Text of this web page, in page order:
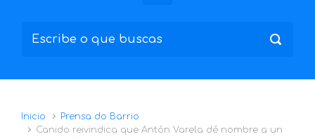
Inicio
Prensa do Barrio
Canido reivindica que Antón Varela dé nombre a un